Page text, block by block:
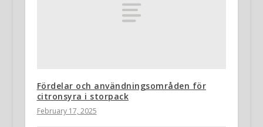
Fördelar och användningsområden för
citronsyra i storpack
February 17, 2025